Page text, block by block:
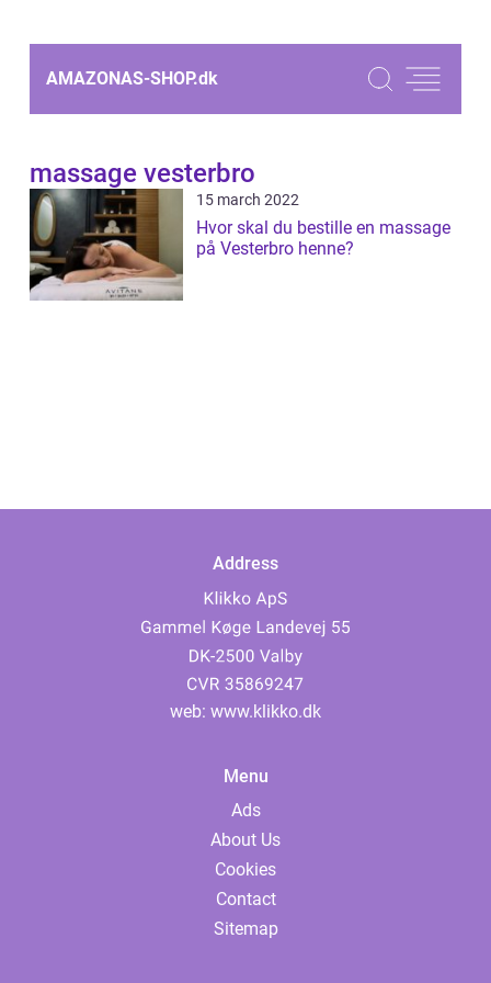
AMAZONAS-SHOP.dk
massage vesterbro
15 march 2022
Hvor skal du bestille en massage
på Vesterbro henne?
Address
web: www.klikko.dk
Menu
Ads
About Us
Cookies
Contact
Sitemap